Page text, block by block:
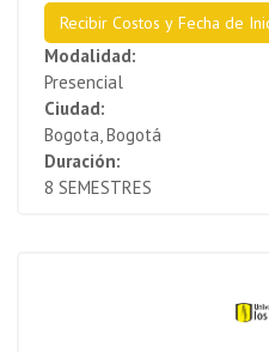
Recibir Costos y Fecha de
Modalidad:
Presencial
Ciudad:
Bogota, Bogotá
Duración:
8 SEMESTRES